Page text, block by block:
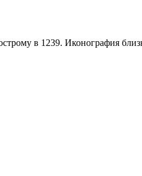
в 1239. Иконография